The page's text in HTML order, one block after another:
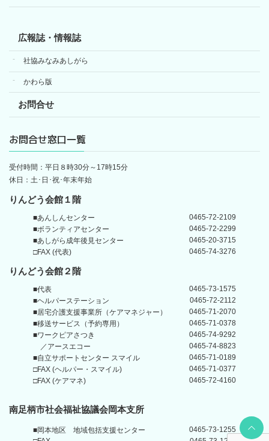
広報誌・情報誌
社協みなみあしがら
かわら版
お問合せ
お問合せ窓口一覧
受付時間：平日８時30分～17時15分
休日：土･日･祝･年末年始
りんどう会館１階
■あんしんセンター
0465-72-2109
■ボランティアセンター
0465-72-2299
■あしがら成年後見センター
0465-20-3715
□FAX (代表)
0465-74-3276
りんどう会館２階
■代表
0465-73-1575
■ヘルパーステーション
0465-72-2112
■居宅介護支援事業所 （ケアマネジャー）
0465-71-2070
■移送サービス（予約専用）
0465-71-0378
■ワークピアさつき
0465-74-9292
／アースエコー
0465-74-8823
■自立サポートセンター スマイル
0465-71-0189
□FAX (ヘルパー・スマイル)
0465-71-0377
□FAX (ケアマネ)
0465-72-4160
南足柄市社会福祉協議会岡本支所
■岡本地区 地域包括支援センター
0465-73-1255
Back